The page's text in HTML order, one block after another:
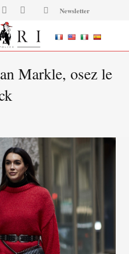
Newsletter
Markle, osez le